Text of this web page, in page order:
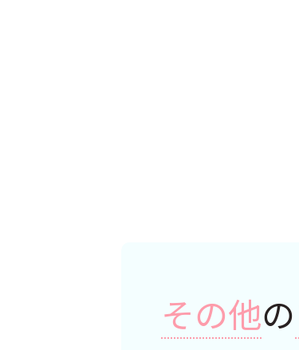
その他の